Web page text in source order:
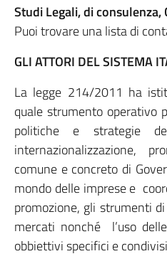
Studi Legali, di
Puoi trovare una lista di
GLI ATTORI DEL SISTEMA
La legge 214/2011 ha
quale strumento operativo
politiche e strategie
internazionalizzazione,
comune e concreto di
mondo delle imprese e
promozione, gli strumenti
mercati nonché l’uso
obbiettivi specifici e